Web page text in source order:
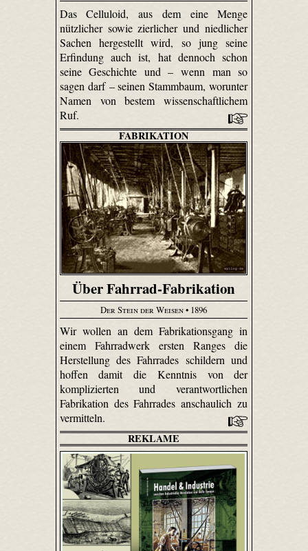
Das Celluloid, aus dem eine Menge
nützlicher sowie zierlicher und niedlicher
Sachen hergestellt wird, so jung seine
Erfindung auch ist, hat dennoch schon
seine Geschichte und – wenn man so
sagen darf – seinen Stammbaum, worunter
Namen von bestem wissenschaftlichem
Ruf.
FABRIKATION
Über Fahrrad-Fabrikation
Der Stein der Weisen• 1896
Wir wollen an dem Fabrikationsgang in
einem Fahrradwerk ersten Ranges die
Herstellung des Fahrrades schildern und
hoffen damit die Kenntnis von der
komplizierten und verantwortlichen
Fabrikation des Fahrrades anschaulich zu
vermitteln.
REKLAME